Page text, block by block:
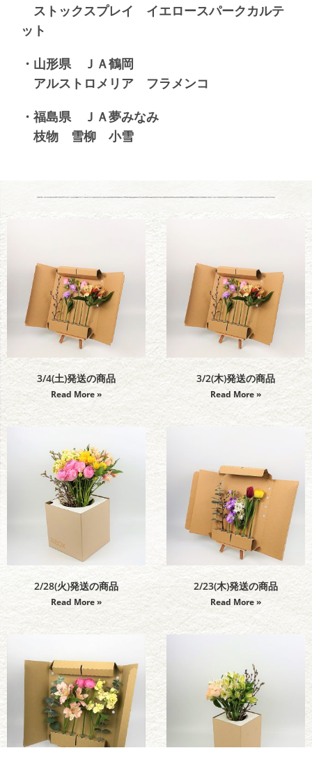
ストックスプレイ イエロースパークカルテ
ット
・山形県 ＪＡ鶴岡
アルストロメリア フラメンコ
・福島県 ＪＡ夢みなみ
枝物 雪柳 小雪
3/4(土)発送の商品
Read More »
3/2(木)発送の商品
Read More »
2/28(火)発送の商品
Read More »
2/23(木)発送の商品
Read More »